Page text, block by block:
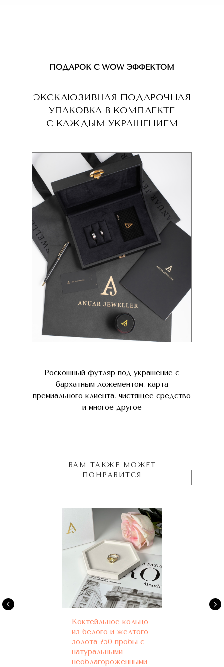
ЭКСКЛЮЗИВНАЯ ПОДАРОЧНАЯ
УПАКОВКА В КОМПЛЕКТЕ
С КАЖДЫМ УКРАШЕНИЕМ
Роскошный футляр под украшение с
бархатным ложементом, карта
премиального клиента, чистящее средство
и многое другое
ПОДАРОК С WOW ЭФФЕКТОМ
ВАМ ТАКЖЕ МОЖЕТ
ПОНРАВИТСЯ
Коктейльное кольцо
из белого и желтого
золота 750 пробы с
натуральными
необлагороженными